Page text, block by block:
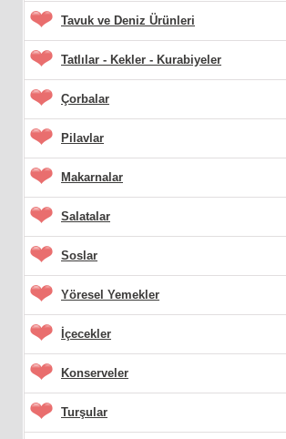
Tavuk ve Deniz Ürünleri
Tatlılar - Kekler - Kurabiyeler
Çorbalar
Pilavlar
Makarnalar
Salatalar
Soslar
Yöresel Yemekler
İçecekler
Konserveler
Turşular